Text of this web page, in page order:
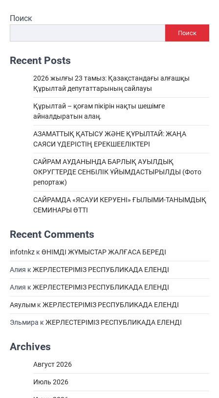
Поиск
Поиск
Recent Posts
2026 жылғы 23 тамыз: Қазақстандағы алғашқы
Құрылтай депутаттарының сайлауы
Құрылтай – қоғам пікірін нақты шешімге
айналдыратын алаң.
АЗАМАТТЫҚ ҚАТЫСУ ЖӘНЕ ҚҰРЫЛТАЙ: ЖАҢА
САЯСИ ҮДЕРІСТІҢ ЕРЕКШEЕЛІКТЕРІ
САЙРАМ АУДАНЫНДА БАРЛЫҚ АУЫЛДЫҚ
ОКРУГТЕРДЕ СЕНБІЛІК ҰЙЫМДАСТЫРЫЛДЫ (Фото
репортаж)
САЙРАМДА «ЯСАУИ КЕРУЕНІ» ҒЫЛЫМИ-ТАНЫМДЫҚ
СЕМИНАРЫ ӨТТІ
Recent Comments
infotnkz к ӨНІМДІ ЖҰМЫСТАР ЖАЛҒАСА БЕРЕДІ
Алия к ЖЕРЛЕСТЕРІМІЗ РЕСПУБЛИКАДА ЕЛЕНДІ
Алия к ЖЕРЛЕСТЕРІМІЗ РЕСПУБЛИКАДА ЕЛЕНДІ
Аяулым к ЖЕРЛЕСТЕРІМІЗ РЕСПУБЛИКАДА ЕЛЕНДІ
Эльмира к ЖЕРЛЕСТЕРІМІЗ РЕСПУБЛИКАДА ЕЛЕНДІ
Archives
Август 2026
Июль 2026